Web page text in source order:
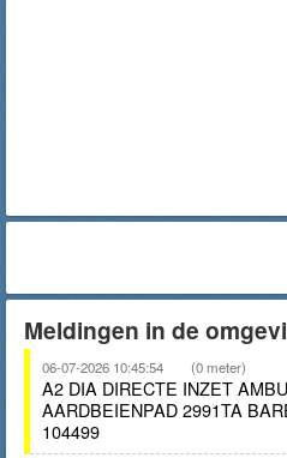
Meldingen in de
06-07-2026 10:45:54 (0 meter)
A2 DIA DIRECTE INZET
AARDBEIENPAD 2991TA
104499